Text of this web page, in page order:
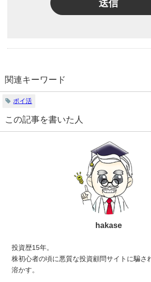
送信
関連キーワード
ポイ活
この記事を書いた人
hakase
投資歴15年。
株初心者の頃に悪質な投資顧問サイトに騙さ
溶かす。